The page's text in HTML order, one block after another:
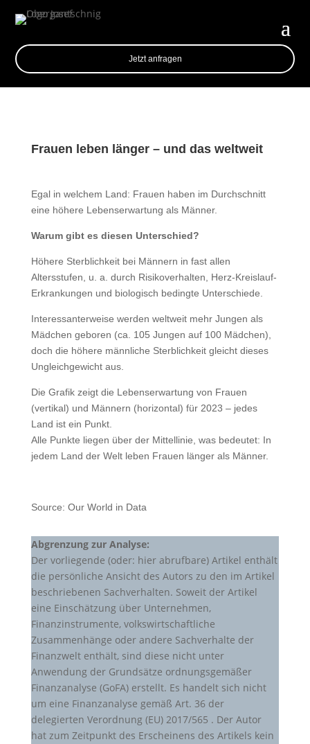
Jetzt anfragen
Frauen leben länger – und das weltweit
Egal in welchem Land: Frauen haben im Durchschnitt
eine höhere Lebenserwartung als Männer.
Warum gibt es diesen Unterschied?
Höhere Sterblichkeit bei Männern in fast allen
Altersstufen, u. a. durch Risikoverhalten, Herz-Kreislauf-
Erkrankungen und biologisch bedingte Unterschiede.
Interessanterweise werden weltweit mehr Jungen als
Mädchen geboren (ca. 105 Jungen auf 100 Mädchen),
doch die höhere männliche Sterblichkeit gleicht dieses
Ungleichgewicht aus.
Die Grafik zeigt die Lebenserwartung von Frauen
(vertikal) und Männern (horizontal) für 2023 – jedes
Land ist ein Punkt.
Alle Punkte liegen über der Mittellinie, was bedeutet: In
jedem Land der Welt leben Frauen länger als Männer.
Source: Our World in Data
Abgrenzung zur Analyse:
Der vorliegende (oder: hier abrufbare) Artikel enthält
die persönliche Ansicht des Autors zu den im Artikel
beschriebenen Sachverhalten. Soweit der Artikel
eine Einschätzung über Unternehmen,
Finanzinstrumente, volkswirtschaftliche
Zusammenhänge oder andere Sachverhalte der
Finanzwelt enthält, sind diese nicht unter
Anwendung der Grundsätze ordnungsgemäßer
Finanzanalyse (GoFA) erstellt. Es handelt sich nicht
um eine Finanzanalyse gemäß Art. 36 der
delegierten Verordnung (EU) 2017/565 . Der Autor
hat zum Zeitpunkt des Erscheinens des Artikels kein